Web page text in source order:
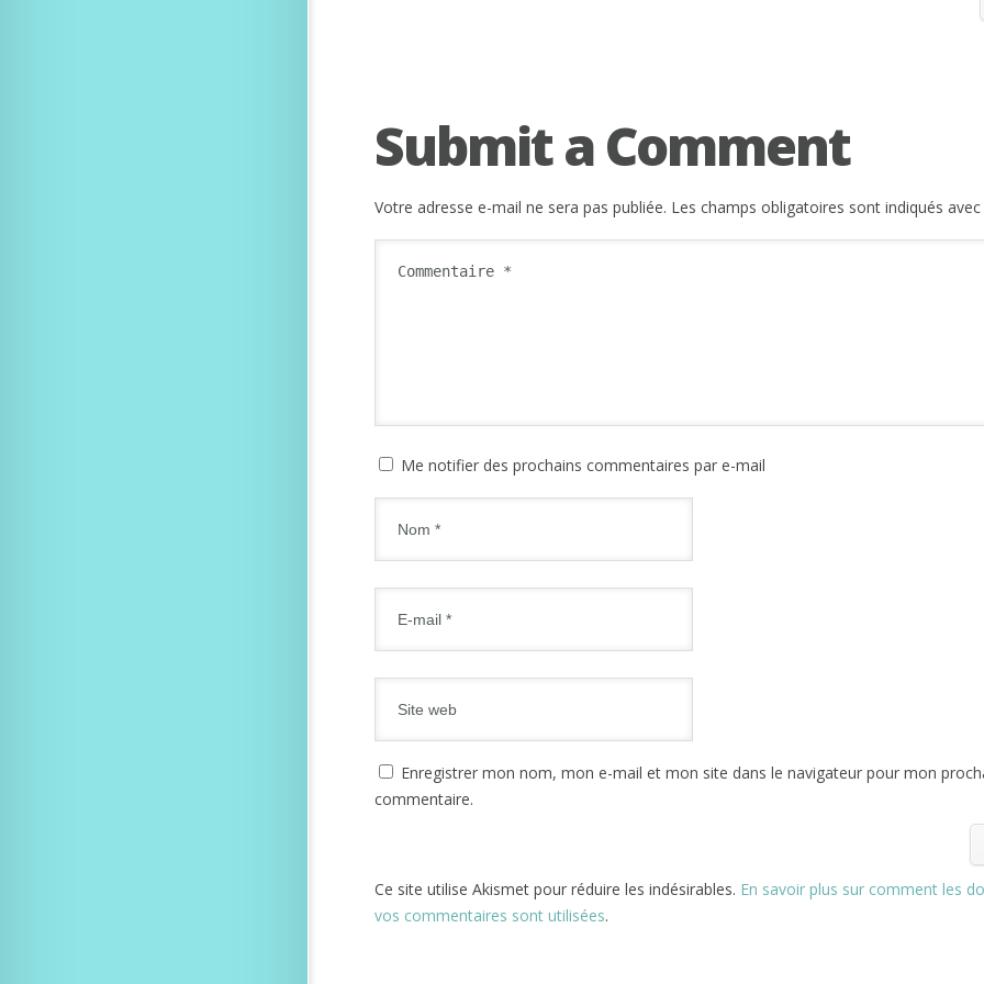
Submit a Comment
Votre adresse e-mail ne sera pas publiée. Les champs obligatoires sont indiqués avec
Me notifier des prochains commentaires par e-mail
Enregistrer mon nom, mon e-mail et mon site dans le navigateur pour mon
commentaire.
Ce site utilise Akismet pour réduire les indésirables. En savoir plus sur comment les
vos commentaires sont utilisées.